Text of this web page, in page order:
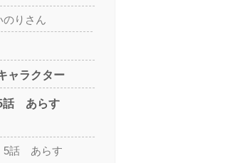
のりさん
ャラクター
5話 あらす
5話 あらす